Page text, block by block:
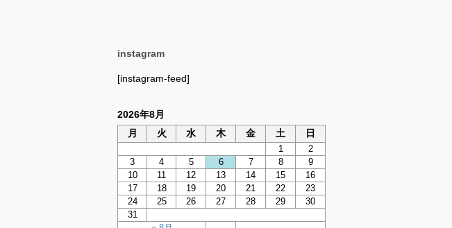
instagram
[instagram-feed]
2026年8月
月
火 水 木 金 土 日
1
2
3
4 5 6 7 8
9
10
11 12 13 14 15
16
17
18 19 20 21 22
23
24
25 26 27 28 29
30
31